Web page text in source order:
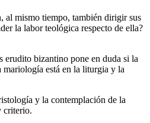
al mismo tiempo, también dirigir sus
la labor teológica respecto de ella?
erudito bizantino pone en duda si la
mariología está en la liturgia y la
y la contemplación de la
criterio.